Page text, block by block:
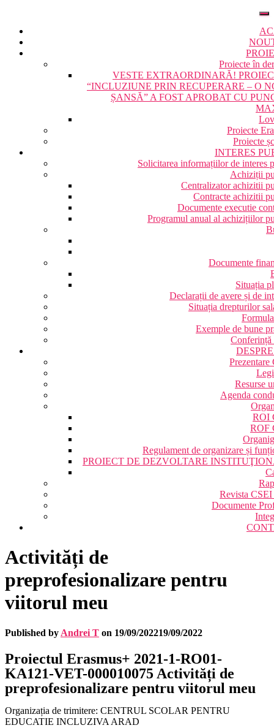
Proiecte în
VESTE EXTRAORDINARĂ!
“INCLUZIUNE PRIN RECUPERARE – O
ȘANSĂ” A FOST APROBAT CU
Proiecte
Proiecte
INTERES
Solicitarea informațiilor de interes
Achiziții
Centralizator achizitii
Contracte achizitii
Documente executie
Programul anual al achizițiilor
Documente
Situația
Declarații de avere și de
Situația drepturilor
Exemple de bune
Conferință
Prezentare
Resurse
Agenda
ROI
ROF
Regulament de organizare și
PROIECT DE DEZVOLTARE
Revista
Documente
Activități de
preprofesionalizare pentru
viitorul meu
Published by Andrei T on 19/09/202219/09/2022
Proiectul Erasmus+ 2021-1-RO01-
KA121-VET-000010075 Activități de
preprofesionalizare pentru viitorul meu
Organizația de trimitere: CENTRUL SCOLAR PENTRU
EDUCATIE INCLUZIVA ARAD